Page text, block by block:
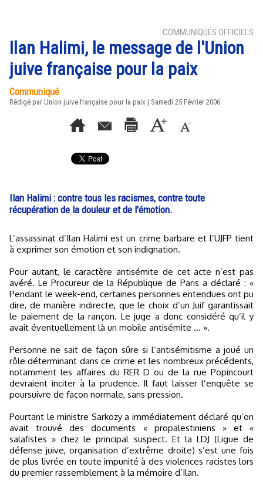
COMMUNIQUÉS OFFICIELS
Ilan Halimi, le message de l'Union
juive française pour la paix
Communiqué
Rédigé par Union juive française pour la paix | Samedi 25 Février 2006
Ilan Halimi : contre tous les racismes, contre toute
récupération de la douleur et de l'émotion.
L’assassinat d’Ilan Halimi est un crime barbare et l’UJFP tient
à exprimer son émotion et son indignation.
Pour autant, le caractère antisémite de cet acte n’est pas
avéré. Le Procureur de la République de Paris a déclaré : «
Pendant le week-end, certaines personnes entendues ont pu
dire, de manière indirecte, que le choix d’un Juif garantissait
le paiement de la rançon. Le juge a donc considéré qu’il y
avait éventuellement là un mobile antisémite … ».
Personne ne sait de façon sûre si l’antisémitisme a joué un
rôle déterminant dans ce crime et les nombreux précédents,
notamment les affaires du RER D ou de la rue Popincourt
devraient inciter à la prudence. Il faut laisser l’enquête se
poursuivre de façon normale, sans pression.
Pourtant le ministre Sarkozy a immédiatement déclaré qu’on
avait trouvé des documents « propalestiniens » et «
salafistes » chez le principal suspect. Et la LDJ (Ligue de
défense juive, organisation d’extrême droite) s’est une fois
de plus livrée en toute impunité à des violences racistes lors
du premier rassemblement à la mémoire d’Ilan.